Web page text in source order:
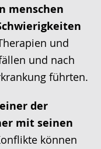
menschen
und
und nach
führten.
der
mit seinen
können